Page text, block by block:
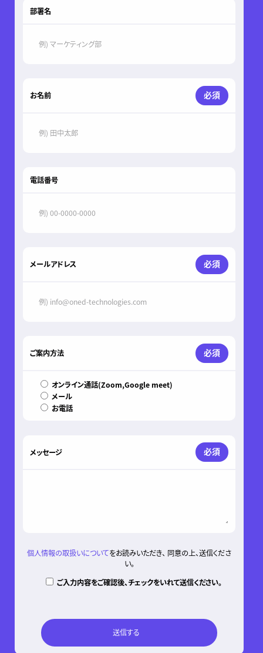
部署名
お名前 必須
電話番号
メールアドレス 必須
ご案内方法 必須
オンライン通話(Zoom,Google meet)
メール
お電話
メッセージ 必須
個人情報の取扱いについてをお読みいただき、 同意の上、送信くださ
い。
ご入力内容をご確認後、チェックをいれて送信ください。